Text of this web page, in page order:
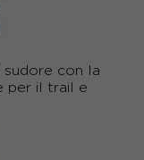
con la
per il trail e